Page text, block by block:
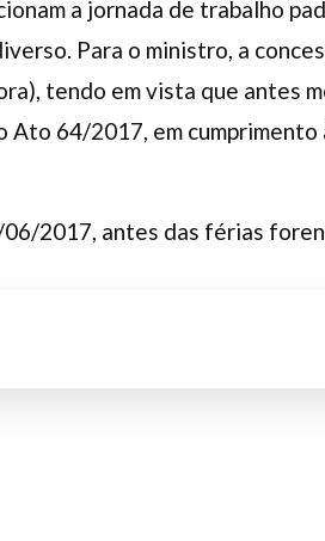
a jornada de trabalho
Para o ministro, a
tendo em vista que antes
Ato 64/2017, em
2017, antes das férias